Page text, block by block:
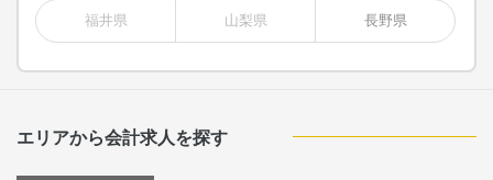
福井県 山梨県 長野県
エリアから会計求人を探す